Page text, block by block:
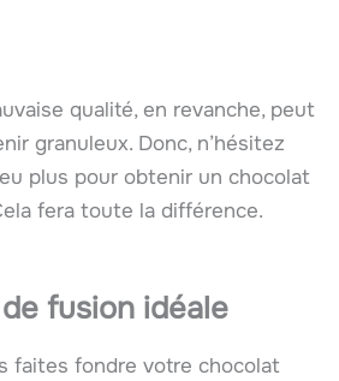
qualité, en revanche, peut
granuleux. Donc, n’hésitez
plus pour obtenir un chocolat
fera toute la différence.
fusion idéale
faites fondre votre chocolat